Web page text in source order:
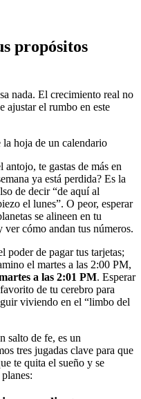
propósitos
nada. El crecimiento real no
ajustar el rumbo en este
antojo, te gastas de más en
ya está perdida? Es la
de decir “de aquí al
el lunes”. O peor, esperar
se alineen en tu
cómo andan tus números.
poder de pagar tus tarjetas;
el martes a las 2:00 PM,
a las 2:01 PM. Esperar
de tu cerebro para
viviendo en el “limbo del
salto de fe, es un
tres jugadas clave para que
te quita el sueño y se